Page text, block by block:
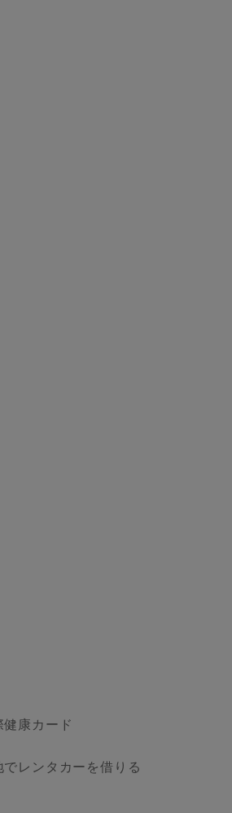
康カード
レンタカーを借りる